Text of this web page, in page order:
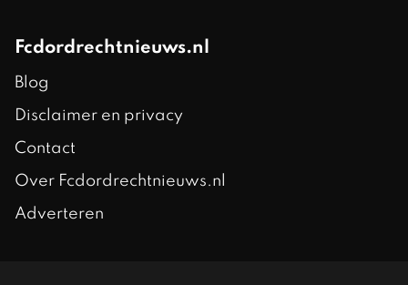
Fcdordrechtnieuws.nl
Blog
Disclaimer en privacy
Contact
Over Fcdordrechtnieuws.nl
Adverteren